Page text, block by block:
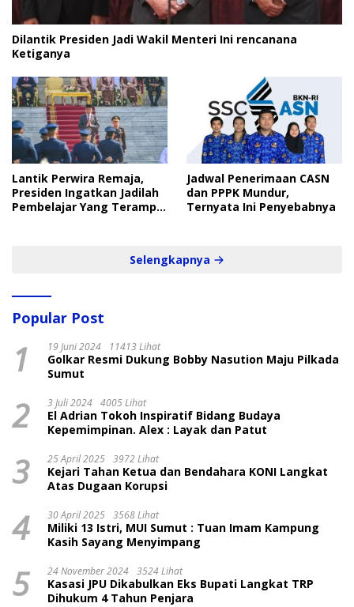
Dilantik Presiden Jadi Wakil Menteri Ini rencanana
Ketiganya
Lantik Perwira Remaja,
Presiden Ingatkan Jadilah
Pembelajar Yang Terampil
Jadwal Penerimaan CASN
dan PPPK Mundur,
Ternyata Ini Penyebabnya
Selengkapnya
Popular Post
1 19 Juni 2024 11413 Lihat
Golkar Resmi Dukung Bobby Nasution Maju Pilkada
Sumut
2 3 Juli 2024 4005 Lihat
El Adrian Tokoh Inspiratif Bidang Budaya
Kepemimpinan. Alex : Layak dan Patut
3 25 April 2025 3972 Lihat
Kejari Tahan Ketua dan Bendahara KONI Langkat
Atas Dugaan Korupsi
4 30 April 2025 3568 Lihat
Miliki 13 Istri, MUI Sumut : Tuan Imam Kampung
Kasih Sayang Menyimpang
5 24 November 2024 3524 Lihat
Kasasi JPU Dikabulkan Eks Bupati Langkat TRP
Dihukum 4 Tahun Penjara